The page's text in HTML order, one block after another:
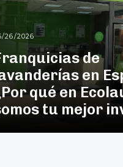
26/2026
de
en
qué en
tu mejor